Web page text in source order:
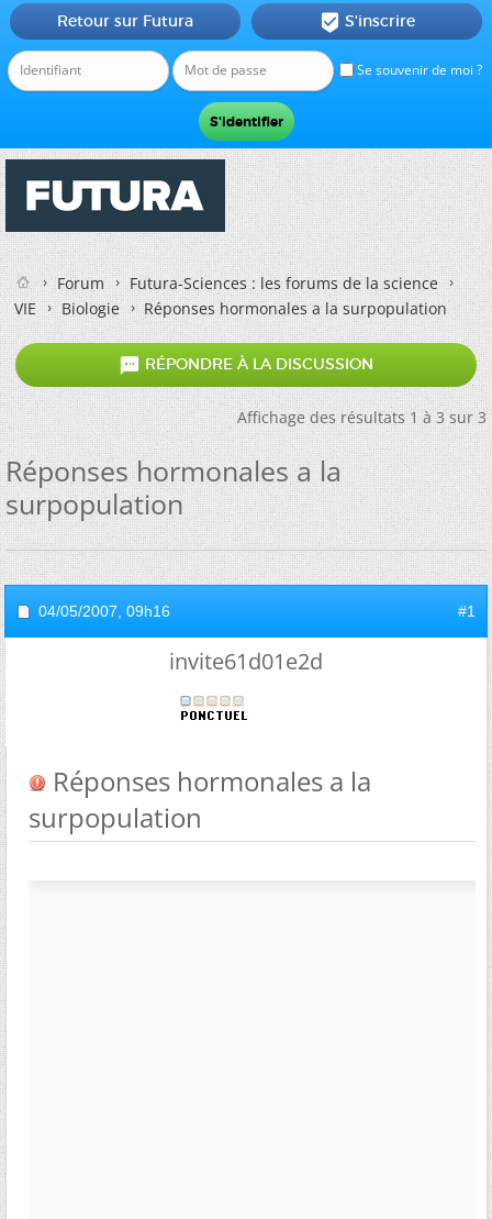
Se souvenir de moi ?
Retour sur Futura  S'inscrire
Forum
Futura-Sciences : les forums de la science
VIE
Biologie Réponses hormonales a la surpopulation
 RÉPONDRE À LA DISCUSSION
Affichage des résultats 1 à 3 sur 3
Réponses hormonales a la
surpopulation
04/05/2007, 09h16 #1
invite61d01e2d
Réponses hormonales a la
surpopulation